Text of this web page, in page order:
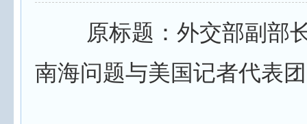
原标题：外交部副部
南海问题与美国记者代表